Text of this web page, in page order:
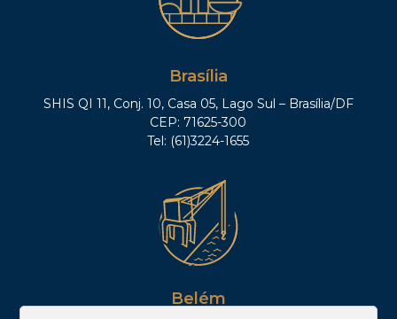
Brasília
SHIS QI 11, Conj. 10, Casa 05, Lago Sul – Brasília/DF
CEP: 71625-300
Tel: (61)3224-1655
Belém